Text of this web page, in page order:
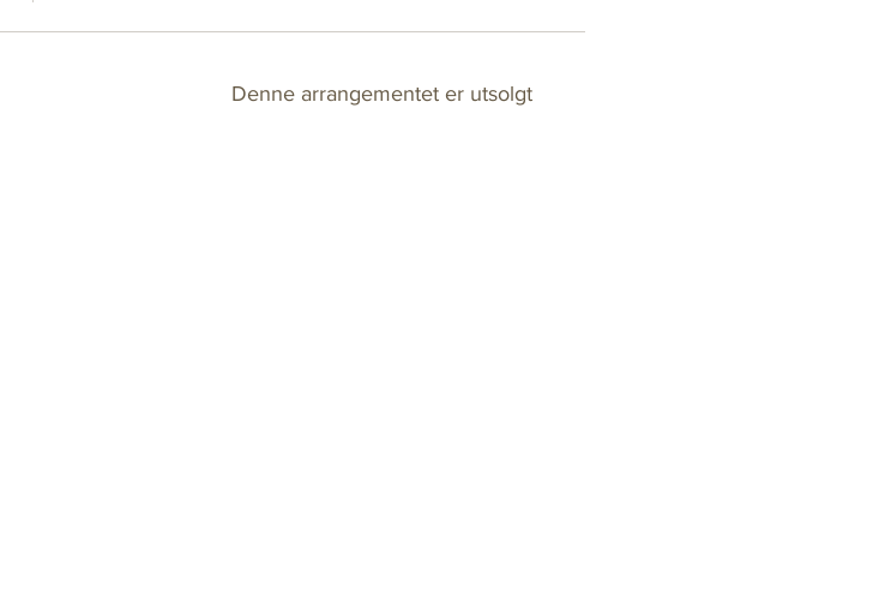
Denne arrangementet er utsolgt